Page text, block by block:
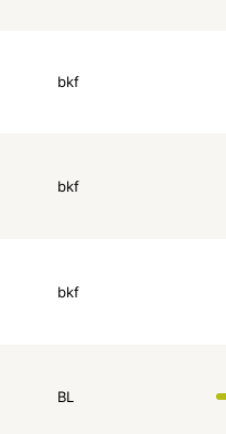
bkf
bkf
bkf
BL